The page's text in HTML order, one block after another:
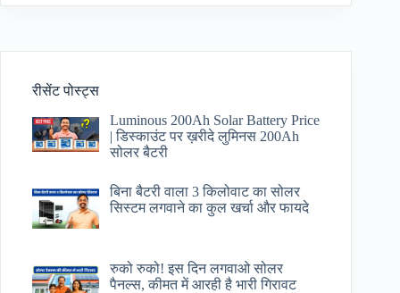
रीसेंट पोस्ट्स
Luminous 200Ah Solar Battery Price​
| डिस्काउंट पर ख़रीदे लुमिनस 200Ah
सोलर बैटरी
बिना बैटरी वाला 3 किलोवाट का सोलर
सिस्टम लगवाने का कुल खर्चा और फायदे
रुको रुको! इस दिन लगवाओ सोलर
पैनल्स, कीमत में आरही है भारी गिरावट